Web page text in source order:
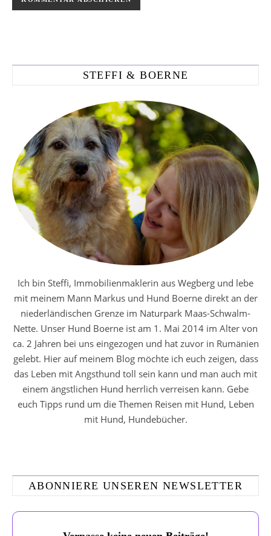
STEFFI & BOERNE
Ich bin Steffi, Immobilienmaklerin aus Wegberg und lebe
mit meinem Mann Markus und Hund Boerne direkt an der
niederländischen Grenze im Naturpark Maas-Schwalm-
Nette. Unser Hund Boerne ist am 1. Mai 2014 im Alter von
ca. 2 Jahren bei uns eingezogen und hat zuvor in Rumänien
gelebt. Hier auf meinem Blog möchte ich euch zeigen, dass
das Leben mit Angsthund toll sein kann und man auch mit
einem ängstlichen Hund herrlich verreisen kann. Gebe
euch Tipps rund um die Themen Reisen mit Hund, Leben
mit Hund, Hundebücher.
ABONNIERE UNSEREN NEWSLETTER